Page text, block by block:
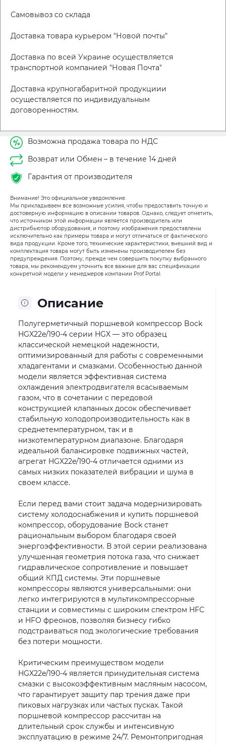
Самовывоз со склада
Доставка товара курьером "Новой почты"
Доставка по всей Украине осуществляется
транспортной компанией "Новая Почта"
Доставка крупногабаритной продукциии
осуществляется по индивидуальным
договоренностям.
Возможна продажа товара по НДС
Возврат или Обмен – в течение 14 дней
Гарантия от производителя
Внимание! Это официальное уведомление.
Мы прикладываем все возможные усилия, чтобы предоставить точную и
достоверную информацию в описании товаров. Однако, следует отметить,
что источником этой информации является производитель или
дистрибьютор оборудования, и поэтому изображения предоставлены
исключительно как примеры товара и могут отличаться от фактического
вида продукции. Кроме того, технические характеристики, внешний вид и
комплектация товара могут быть изменены производителем без
предупреждения. Поэтому, прежде чем совершить покупку выбранного
товара, мы рекомендуем уточнить все важные для вас спецификации
конкретной модели у менеджеров компании Prof Portal.
Описание
Полугерметичный поршневой компрессор Bock
HGX22e/190-4 серии HGX — это образец
классической немецкой надежности,
оптимизированный для работы с современными
хладагентами и смазками. Особенностью данной
модели является эффективная система
охлаждения электродвигателя всасываемым
газом, что в сочетании с передовой
конструкцией клапанных досок обеспечивает
стабильную холодопроизводительность как в
среднетемпературном, так и в
низкотемпературном диапазоне. Благодаря
идеальной балансировке подвижных частей,
агрегат HGX22e/190-4 отличается одними из
самых низких показателей вибрации и шума в
своем классе.
Если перед вами стоит задача модернизировать
систему холодоснабжения и купить поршневой
компрессор, оборудование Bock станет
рациональным выбором благодаря своей
энергоэффективности. В этой серии реализована
улучшенная геометрия потока газа, что снижает
гидравлическое сопротивление и повышает
общий КПД системы. Эти поршневые
компрессоры являются универсальными: они
легко интегрируются в мультикомпрессорные
станции и совместимы с широким спектром HFC
и HFO фреонов, позволяя бизнесу гибко
подстраиваться под экологические требования
без потери мощности.
Критическим преимуществом модели
HGX22e/190-4 является принудительная система
смазки с высокоэффективным масляным насосом,
что гарантирует защиту пар трения даже при
пиковых нагрузках или частых пусках. Такой
поршневой компрессор рассчитан на
длительный срок службы и интенсивную
эксплуатацию в режиме 24/7. Ремонтопригодная